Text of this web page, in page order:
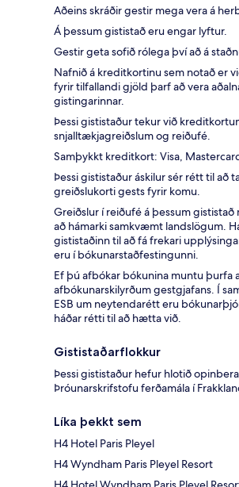
Aðeins skráðir gestir mega vera á
Á þessum gististað eru engar lyftur.
Gestir geta sofið rólega því að á
Nafnið á kreditkortinu sem notað er
fyrir tilfallandi gjöld þarf að vera
gistingarinnar.
Þessi gististaður tekur við
snjalltækjagreiðslum og reiðufé.
Samþykkt kreditkort: Visa,
Þessi gististaður áskilur sér rétt til að
greiðslukorti gests fyrir komu.
Greiðslur í reiðufé á þessum gististað
að hámarki samkvæmt landslögum.
gististaðinn til að fá frekari
eru í bókunarstaðfestingunni.
Ef þú afbókar bókunina muntu þurfa
afbókunarskilyrðum gestgjafans. Í
ESB um neytendarétt eru
háðar rétti til að hætta við.
Gististaðarflokkur
Þessi gististaður hefur hlotið
Þróunarskrifstofu ferðamála í
Líka þekkt sem
H4 Hotel Paris Pleyel
H4 Wyndham Paris Pleyel Resort